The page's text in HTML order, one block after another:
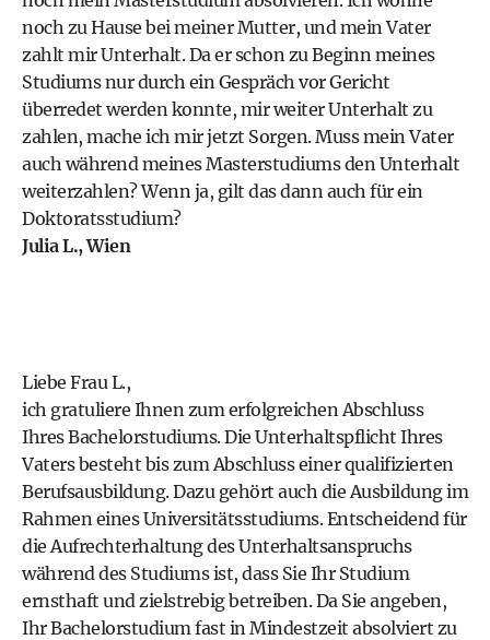
noch zu Hause bei meiner Mutter, und mein Vater
zahlt mir Unterhalt. Da er schon zu Beginn meines
Studiums nur durch ein Gespräch vor Gericht
überredet werden konnte, mir weiter Unterhalt zu
zahlen, mache ich mir jetzt Sorgen. Muss mein Vater
auch während meines Masterstudiums den Unterhalt
weiterzahlen? Wenn ja, gilt das dann auch für ein
Doktoratsstudium?
Julia L., Wien
Liebe Frau L.,
ich gratuliere Ihnen zum erfolgreichen Abschluss
Ihres Bachelorstudiums. Die Unterhaltspflicht Ihres
Vaters besteht bis zum Abschluss einer qualifizierten
Berufsausbildung. Dazu gehört auch die Ausbildung im
Rahmen eines Universitätsstudiums. Entscheidend für
die Aufrechterhaltung des Unterhaltsanspruchs
während des Studiums ist, dass Sie Ihr Studium
ernsthaft und zielstrebig betreiben. Da Sie angeben,
Ihr Bachelorstudium fast in Mindestzeit absolviert zu